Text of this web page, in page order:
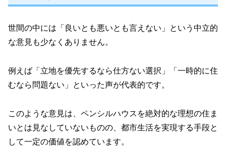
世間の中には「良いとも悪いとも言えない」という中立的
な意見も少なくありません。
例えば「立地を優先するなら仕方ない選択」「一時的に住
むなら問題ない」といった声が代表的です。
このような意見は、ペンシルハウスを絶対的な理想の住ま
いとは見なしていないものの、都市生活を実現する手段と
して一定の価値を認めています。